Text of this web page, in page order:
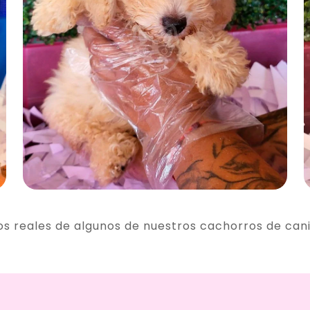
reales de algunos de nuestros cachorros de